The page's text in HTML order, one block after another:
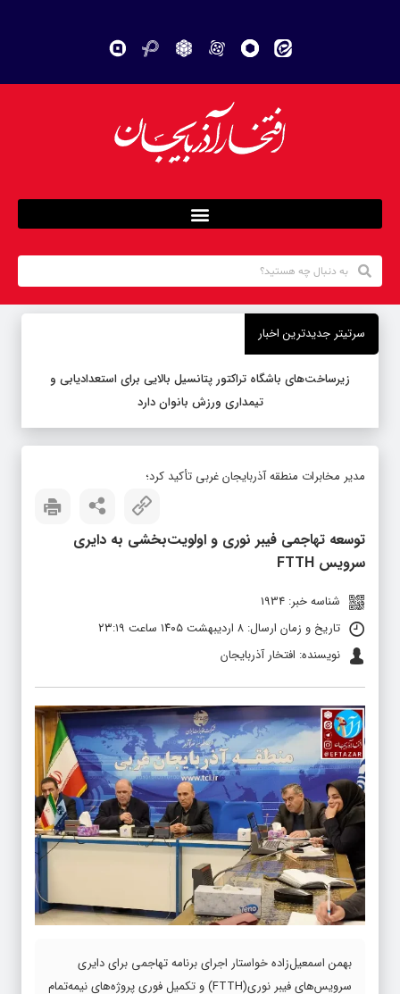
سرتیتر جدیدترین اخبار
زیرساخت‌های باشگاه تراکتور پتانسیل بالایی برای استعدادیابی و
تیمداری ورزش بانوان دارد
مدیر مخابرات منطقه آذربایجان غربی تأکید کرد؛
توسعه تهاجمی فیبر نوری و اولویت‌بخشی به دایری
سرویس FTTH
شناسه خبر: 1934
تاریخ و زمان ارسال: ۸ اردیبهشت ۱۴۰۵ ساعت ۲۳:۱۹
نویسنده: افتخار آذربایجان
بهمن اسمعیل‌زاده خواستار اجرای برنامه تهاجمی برای دایری
سرویس‌های فیبر نوری(FTTH) و تکمیل فوری پروژه‌های نیمه‌تمام